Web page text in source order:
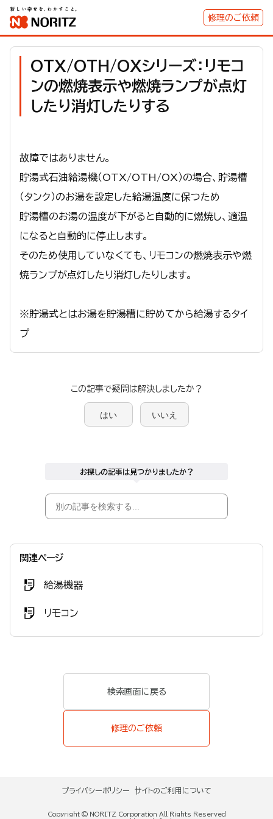
修理のご依頼
OTX/OTH/OXシリーズ：リモコ
ンの燃焼表示や燃焼ランプが点灯
したり消灯したりする
故障ではありません。
貯湯式石油給湯機（OTX/OTH/OX）の場合、貯湯槽
（タンク）のお湯を設定した給湯温度に保つため
貯湯槽のお湯の温度が下がると自動的に燃焼し、適温
になると自動的に停止します。
そのため使用していなくても、リモコンの燃焼表示や燃
焼ランプが点灯したり消灯したりします。
※貯湯式とはお湯を貯湯槽に貯めてから給湯するタイ
プ
この記事で疑問は解決しましたか？
はい いいえ
お探しの記事は見つかりましたか？
関連ページ
給湯機器
リモコン
検索画面に戻る
修理のご依頼
プライバシーポリシー サイトのご利用について
Copyright © NORITZ Corporation All Rights Reserved